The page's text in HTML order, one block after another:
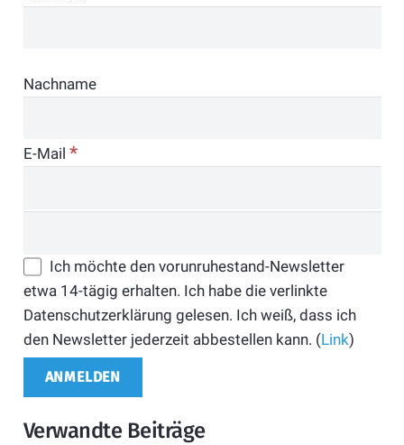
Nachname
E-Mail *
Ich möchte den vorunruhestand-Newsletter
etwa 14-tägig erhalten. Ich habe die verlinkte
Datenschutzerklärung gelesen. Ich weiß, dass ich
den Newsletter jederzeit abbestellen kann. (Link)
Verwandte Beiträge